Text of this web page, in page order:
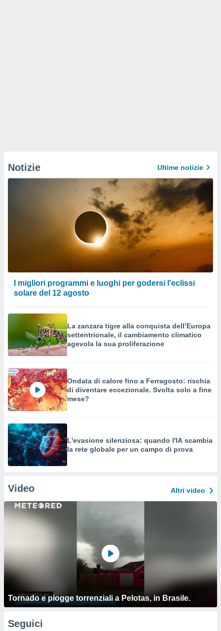
Notizie Ultime notizie
I migliori programmi e luoghi per godersi l'eclissi
solare del 12 agosto
La zanzara tigre alla conquista dell’Europa
settentrionale, il cambiamento climatico
agevola la sua proliferazione
Ondata di calore fino a Ferragosto: rischia
di diventare eccezionale. Svolta solo a fine
mese?
L'evasione silenziosa: quando l'IA scambia
la rete globale per un campo di prova
Video Altri video
Tornado e piogge torrenziali a Pelotas, in Brasile.
Seguici